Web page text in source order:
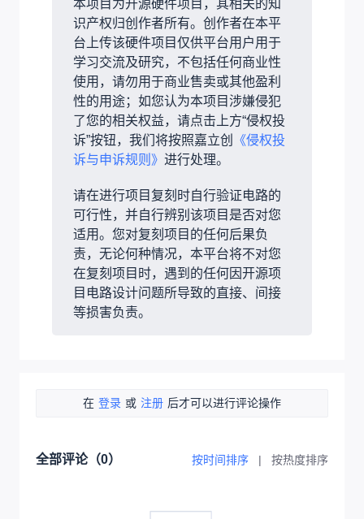
本项目为开源硬件项目，其相关的知
识产权归创作者所有。创作者在本平
台上传该硬件项目仅供平台用户用于
学习交流及研究，不包括任何商业性
使用，请勿用于商业售卖或其他盈利
性的用途；如您认为本项目涉嫌侵犯
了您的相关权益，请点击上方“侵权投
诉”按钮，我们将按照嘉立创
《侵权投
诉与申诉规则》 进行处理。
请在进行项目复刻时自行验证电路的
可行性，并自行辨别该项目是否对您
适用。您对复刻项目的任何后果负
责，无论何种情况，本平台将不对您
在复刻项目时，遇到的任何因开源项
目电路设计问题所导致的直接、间接
等损害负责。
在 登录 或 注册 后才可以进行评论操作
全部评论（0） 按时间排序 | 按热度排序